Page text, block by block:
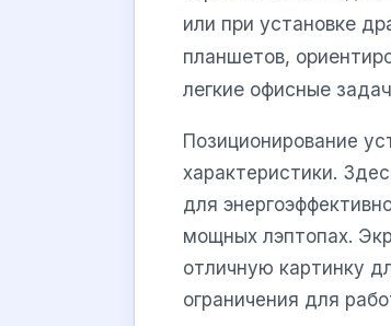
или при установке
планшетов,
легкие офисные
Позиционирование
характеристики.
для
мощных лэптопах.
отличную картинку
ограничения для